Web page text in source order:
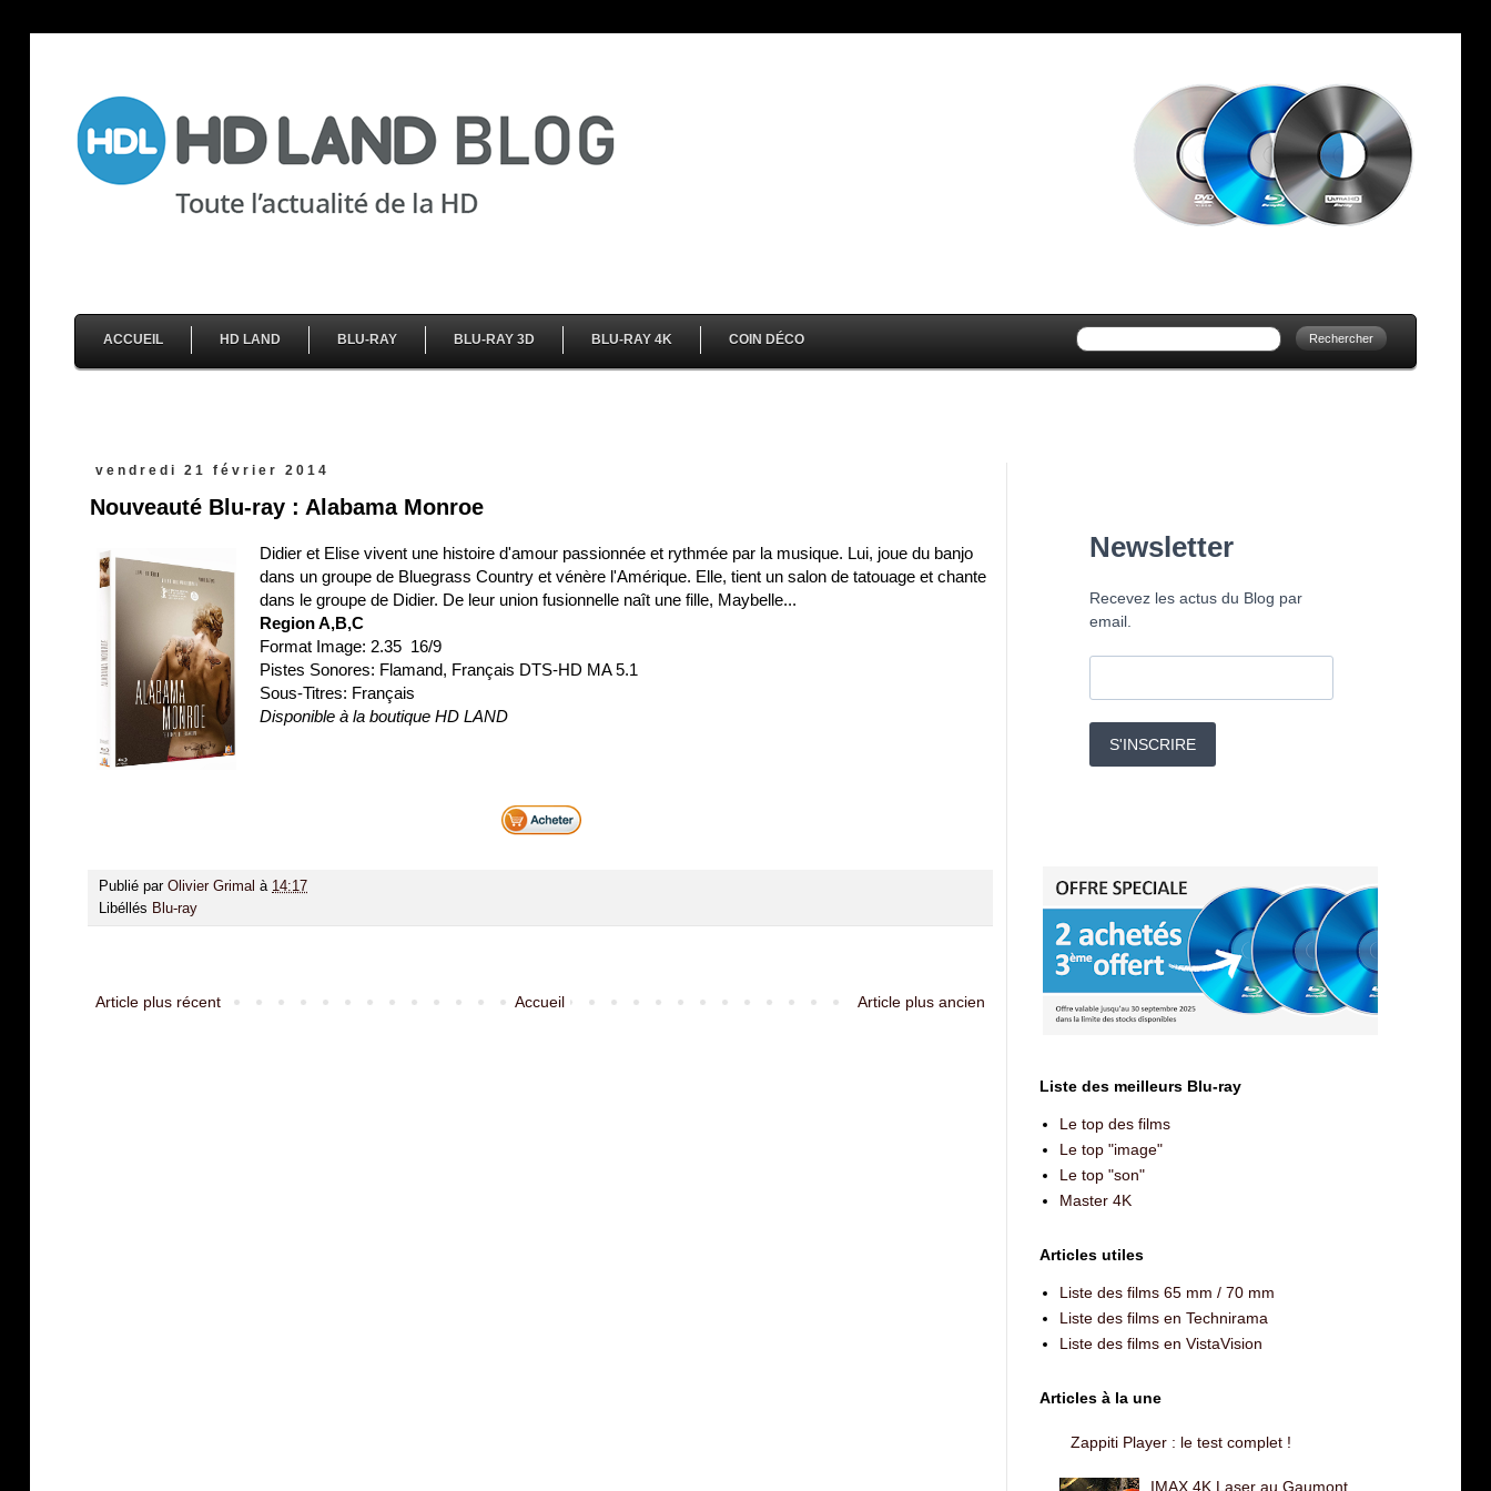
ACCUEIL HD LAND BLU-RAY BLU-RAY 3D BLU-RAY 4K COIN DÉCO
vendredi 21 février 2014
Nouveauté Blu-ray : Alabama Monroe
Didier et Elise vivent une histoire d'amour passionnée et rythmée par la musique. Lui, joue du banjo
dans un groupe de Bluegrass Country et vénère l'Amérique. Elle, tient un salon de tatouage et chante
dans le groupe de Didier. De leur union fusionnelle naît une fille, Maybelle...
Region A,B,C
Format Image: 2.35 16/9
Pistes Sonores: Flamand, Français DTS-HD MA 5.1
Sous-Titres: Français
Disponible à la boutique HD LAND
Publié par Olivier Grimal à 14:17
Libéllés Blu-ray
Article plus récent Article plus ancien
Accueil
Newsletter
Recevez les actus du Blog par
email.
S'INSCRIRE
Liste des meilleurs Blu-ray
Le top des films
Le top "image"
Le top "son"
Master 4K
Articles utiles
Liste des films 65 mm / 70 mm
Liste des films en Technirama
Liste des films en VistaVision
Articles à la une
Zappiti Player : le test complet !
IMAX 4K Laser au Gaumont